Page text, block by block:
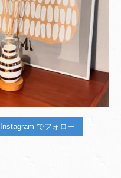
Instagram でフォロー